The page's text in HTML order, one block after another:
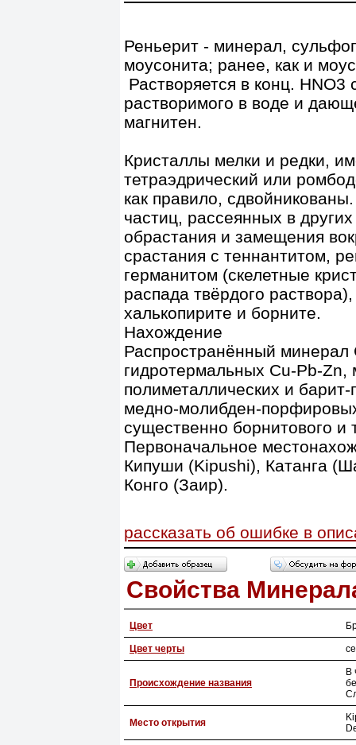
Реньерит - минерал,
моусонита; ранее, как и
Растворяется в конц.
растворимого в воде и
магнитен.
Кристаллы мелки и редки,
тетраэдрический или
как правило,
частиц, рассеянных в
обрастания и замещения
срастания с теннантитом,
германитом (скелетные
распада твёрдого
халькопирите и борните.
Нахождение
Распространённый минерал
гидротермальных Cu-Pb-
полиметаллических и
медно-молибден-
существенно борнитового и
Первоначальное
Кипуши (Kipushi), Катанга
Конго (Заир).
рассказать об ошибке в
Свойства
Цвет
Цвет черты
Происхождение названия
В
Место открытия